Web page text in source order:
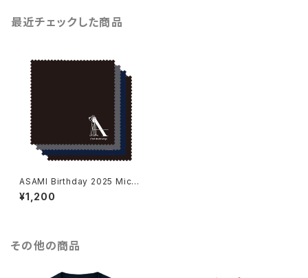
最近チェックした商品
ASAMI Birthday 2025 Micro
fiber Cleaning Cloth
¥1,200
その他の商品